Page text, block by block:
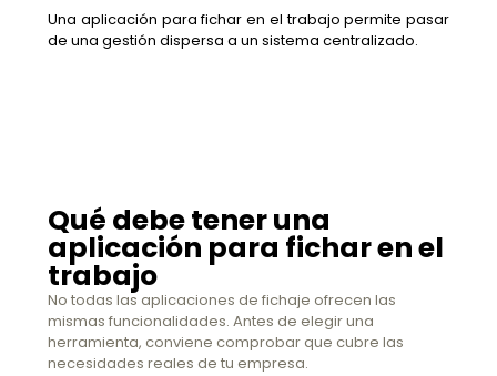
Una aplicación para fichar en el trabajo permite pasar
de una gestión dispersa a un sistema centralizado.
Qué debe tener una
aplicación para fichar en el
trabajo
No todas las aplicaciones de fichaje ofrecen las
mismas funcionalidades. Antes de elegir una
herramienta, conviene comprobar que cubre las
necesidades reales de tu empresa.